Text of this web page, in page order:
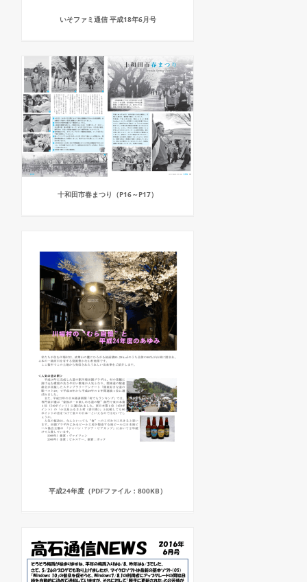
いそファミ通信 平成18年6月号
十和田市春まつり（P16～P17）
平成24年度（PDFファイル：800KB）